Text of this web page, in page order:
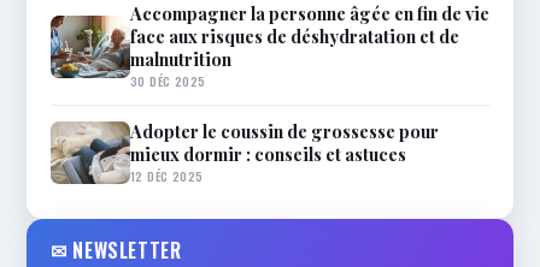
Accompagner la personne âgée en fin de vie
face aux risques de déshydratation et de
malnutrition
30 DÉC 2025
Adopter le coussin de grossesse pour
mieux dormir : conseils et astuces
12 DÉC 2025
✉ NEWSLETTER